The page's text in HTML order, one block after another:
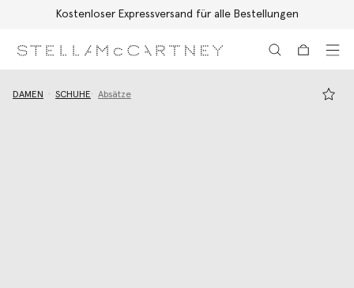
Kostenloser Expressversand für alle Bestellungen
DAMEN SCHUHE Absätze